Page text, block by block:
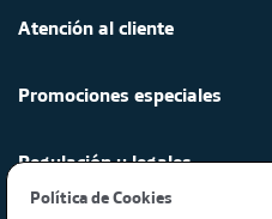
Política de Cookies​ ​
Atención al cliente
Promociones especiales
Regulación y legales